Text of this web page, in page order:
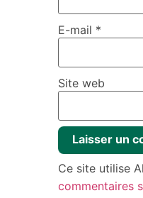
E-mail *
Site web
Ce site utilise
commentaires